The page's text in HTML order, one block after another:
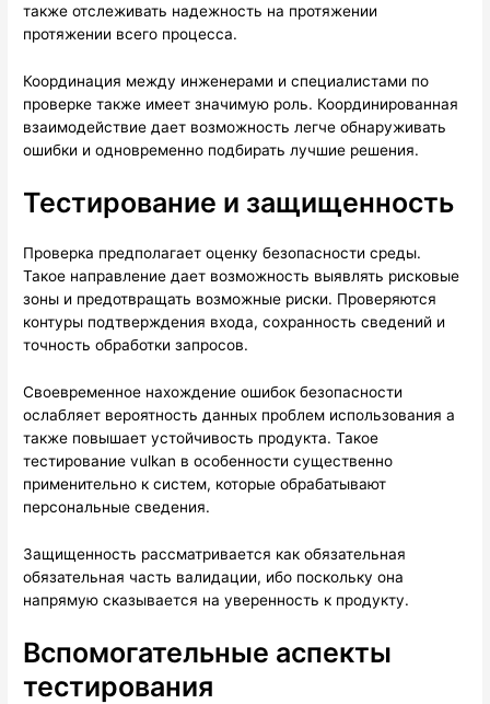
также отслеживать надежность на протяжении
протяжении всего процесса.
Координация между инженерами и специалистами по
проверке также имеет значимую роль. Координированная
взаимодействие дает возможность легче обнаруживать
ошибки и одновременно подбирать лучшие решения.
Тестирование и защищенность
Проверка предполагает оценку безопасности среды.
Такое направление дает возможность выявлять рисковые
зоны и предотвращать возможные риски. Проверяются
контуры подтверждения входа, сохранность сведений и
точность обработки запросов.
Своевременное нахождение ошибок безопасности
ослабляет вероятность данных проблем использования а
также повышает устойчивость продукта. Такое
тестирование vulkan в особенности существенно
применительно к систем, которые обрабатывают
персональные сведения.
Защищенность рассматривается как обязательная
обязательная часть валидации, ибо поскольку она
напрямую сказывается на уверенность к продукту.
Вспомогательные аспекты
тестирования